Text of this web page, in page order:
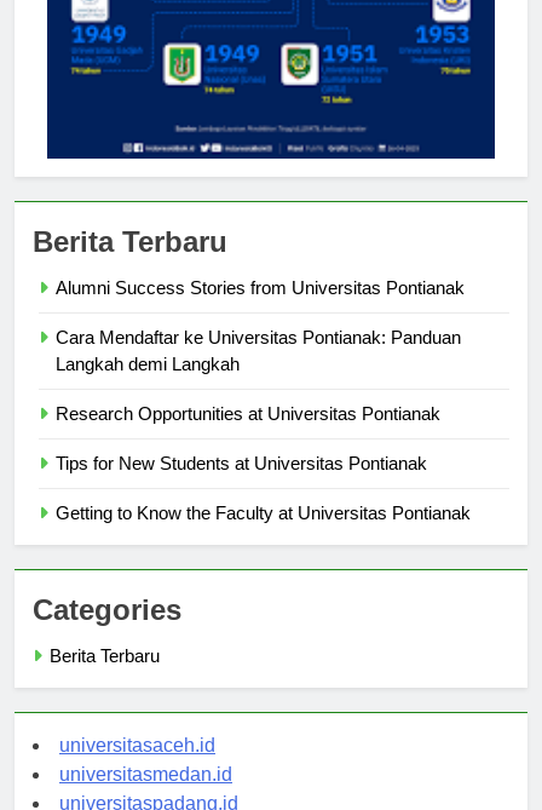
Cara Mendaftar ke Universitas Pontianak: Panduan
Categories
universitasaceh.id
universitasmedan.id